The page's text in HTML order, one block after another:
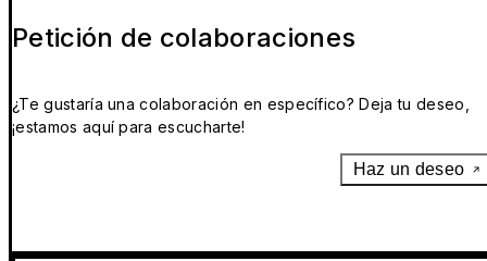
Petición de colaboraciones
¿Te gustaría una colaboración en específico? Deja tu deseo,
¡estamos aquí para escucharte!
Haz un deseo